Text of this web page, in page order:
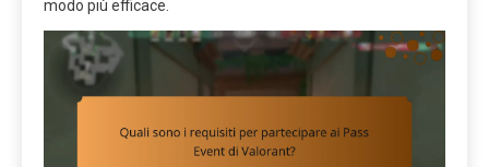
modo più efficace.